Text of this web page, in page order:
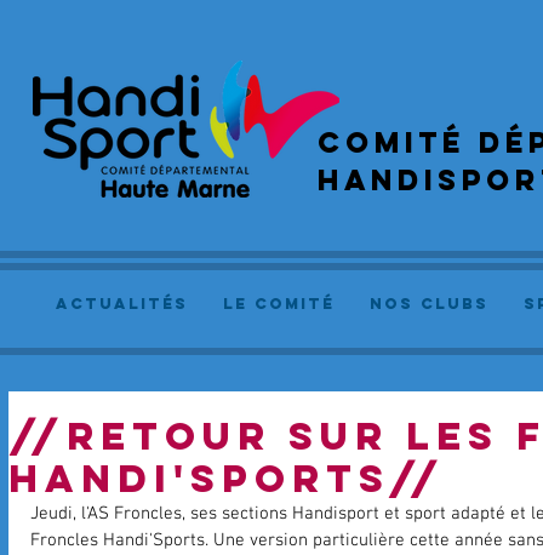
COMIté
actualités le comité NOS CLUBS
//RETOUR SUR LES
HANDI'SPORTS//
Jeudi, l'AS Froncles, ses sections Handisport et sport adapté et
Froncles Handi'Sports. Une version particulière cette année